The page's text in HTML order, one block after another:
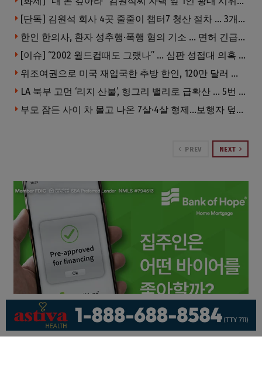
[단독] 김원석 회사 4곳 줄줄이 챕터7 청산 절차 … 3개 법인 같은 날 동시 파산 신청
한인 한의사, 환자 성추행·폭행 혐의 기소 … 면허 긴급정지
[이슈] “2002 월드컵때도 그랬나” … 심판 성접대 의혹 해외로 일파만파, 4강 신화까지 불똥
위조여권으로 미국 재입국한 추방 한인, 120만 달러 은행 사기 행각
LA 북부 고먼 ‘리지 산불’, 헝그리 밸리로 급확산 … 5번 Fwy 양방향 전면 폐쇄
부모 잠든 사이 차 몰고 나온 7살·4살 형제…보행자 덮쳐 중태
PREV NEXT